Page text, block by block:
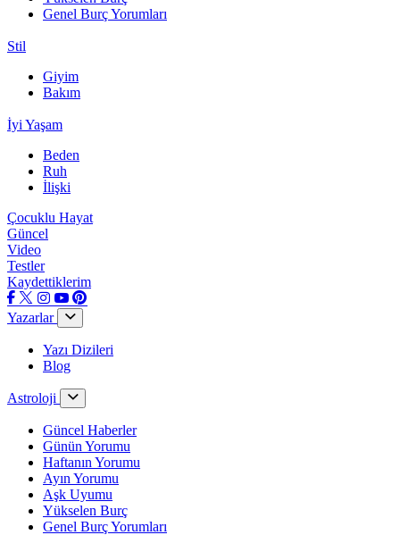
Genel Burç Yorumları
Stil
Giyim
Bakım
İyi Yaşam
Beden
Ruh
İlişki
Çocuklu Hayat
Güncel
Video
Testler
Kaydettiklerim
Yazarlar
Yazı Dizileri
Blog
Astroloji
Güncel Haberler
Günün Yorumu
Haftanın Yorumu
Ayın Yorumu
Aşk Uyumu
Yükselen Burç
Genel Burç Yorumları